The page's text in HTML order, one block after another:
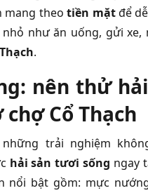
mang theotiền mặtđể
nhỏ như ăn uống, gửi xe,
.
nên thử
chợ Cổ Thạch
trải nghiệm
hải sản tươi sống ngay
nổi bật gồm: mực